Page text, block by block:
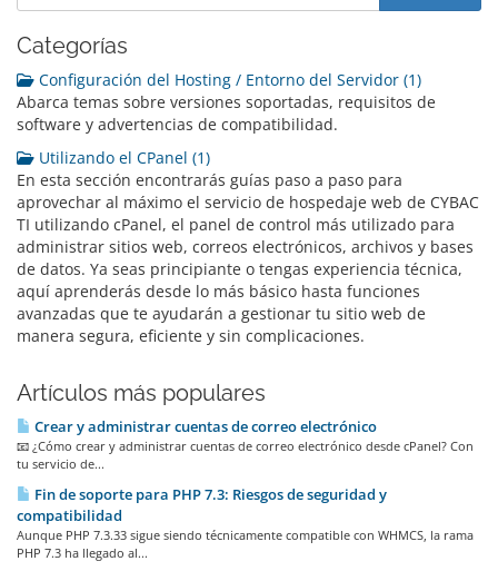
Categorías
Configuración del Hosting / Entorno del Servidor (1)
Abarca temas sobre versiones soportadas, requisitos de
software y advertencias de compatibilidad.
Utilizando el CPanel (1)
En esta sección encontrarás guías paso a paso para
aprovechar al máximo el servicio de hospedaje web de CYBAC
TI utilizando cPanel, el panel de control más utilizado para
administrar sitios web, correos electrónicos, archivos y bases
de datos. Ya seas principiante o tengas experiencia técnica,
aquí aprenderás desde lo más básico hasta funciones
avanzadas que te ayudarán a gestionar tu sitio web de
manera segura, eficiente y sin complicaciones.
Artículos más populares
Crear y administrar cuentas de correo electrónico
📧 ¿Cómo crear y administrar cuentas de correo electrónico desde cPanel? Con
tu servicio de...
Fin de soporte para PHP 7.3: Riesgos de seguridad y
compatibilidad
Aunque PHP 7.3.33 sigue siendo técnicamente compatible con WHMCS, la rama
PHP 7.3 ha llegado al...